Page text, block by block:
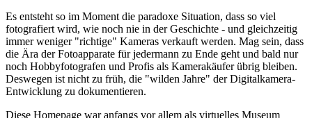
Es entsteht so im Moment die paradoxe Situation, dass so viel
fotografiert wird, wie noch nie in der Geschichte - und gleichzeitig
immer weniger "richtige" Kameras verkauft werden. Mag sein, dass
die Ära der Fotoapparate für jedermann zu Ende geht und bald nur
noch Hobbyfotografen und Profis als Kamerakäufer übrig bleiben.
Deswegen ist nicht zu früh, die "wilden Jahre" der Digitalkamera-
Entwicklung zu dokumentieren.
Diese Homepage war anfangs vor allem als virtuelles Museum